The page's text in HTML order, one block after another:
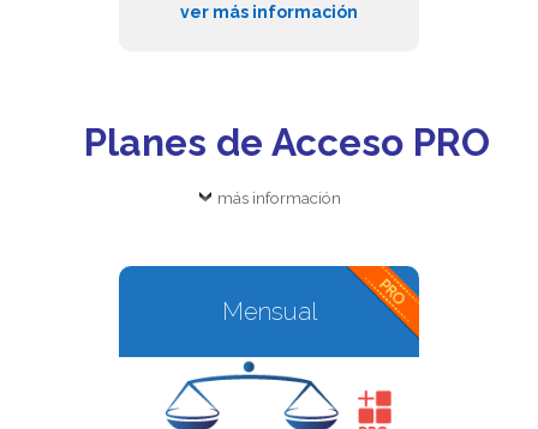
ver más información
Planes de Acceso PRO
más información
Mensual